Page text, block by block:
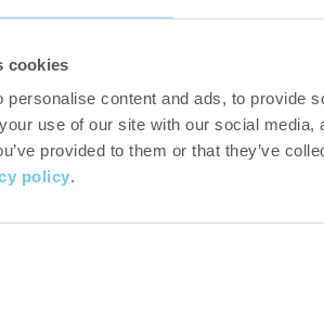
cookies
personalise content and ads, to provide
use of our site with our social
provided to them or that they’ve
policy.
des données